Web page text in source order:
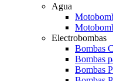
Agua
Electrobombas
Bombas
Bombas
Bombas